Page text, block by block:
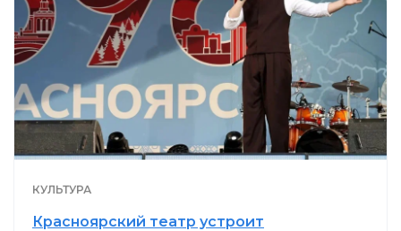
КУЛЬТУРА
Красноярский театр устроит